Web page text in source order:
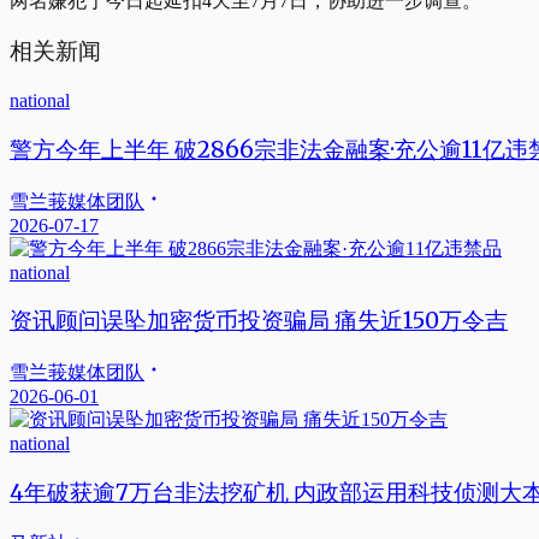
相关新闻
national
警方今年上半年 破2866宗非法金融案·充公逾11亿违
雪兰莪媒体团队
2026-07-17
national
资讯顾问误坠加密货币投资骗局 痛失近150万令吉
雪兰莪媒体团队
2026-06-01
national
4年破获逾7万台非法挖矿机 内政部运用科技侦测大